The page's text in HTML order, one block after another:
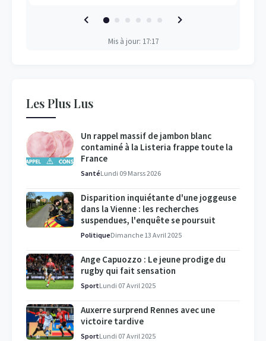
Mis à jour: 17:17
Les Plus Lus
Un rappel massif de jambon blanc
contaminé à la Listeria frappe toute la
France
SantéLundi 09 Marss 2026
Disparition inquiétante d'une joggeuse
dans la Vienne : les recherches
suspendues, l'enquête se poursuit
PolitiqueDimanche 13 Avril 2025
Ange Capuozzo : Le jeune prodige du
rugby qui fait sensation
SportLundi 07 Avril 2025
Auxerre surprend Rennes avec une
victoire tardive
SportLundi 07 Avril 2025